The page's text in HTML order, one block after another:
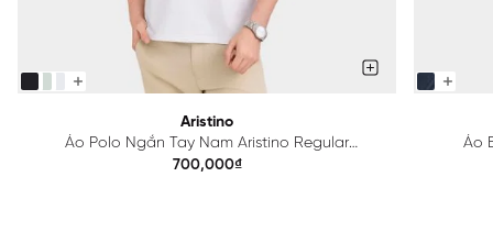
Aristino
Áo Polo Ngắn Tay Nam Aristino Regular
APS615EDP01
700,000₫
Áo